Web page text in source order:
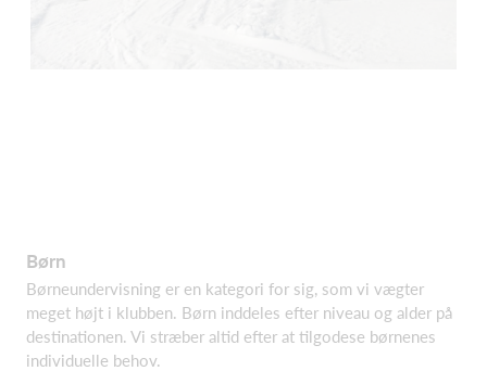
Børn
Børneundervisning er en kategori for sig, som vi vægter
meget højt i klubben. Børn inddeles efter niveau og alder på
destinationen. Vi stræber altid efter at tilgodese børnenes
individuelle behov.